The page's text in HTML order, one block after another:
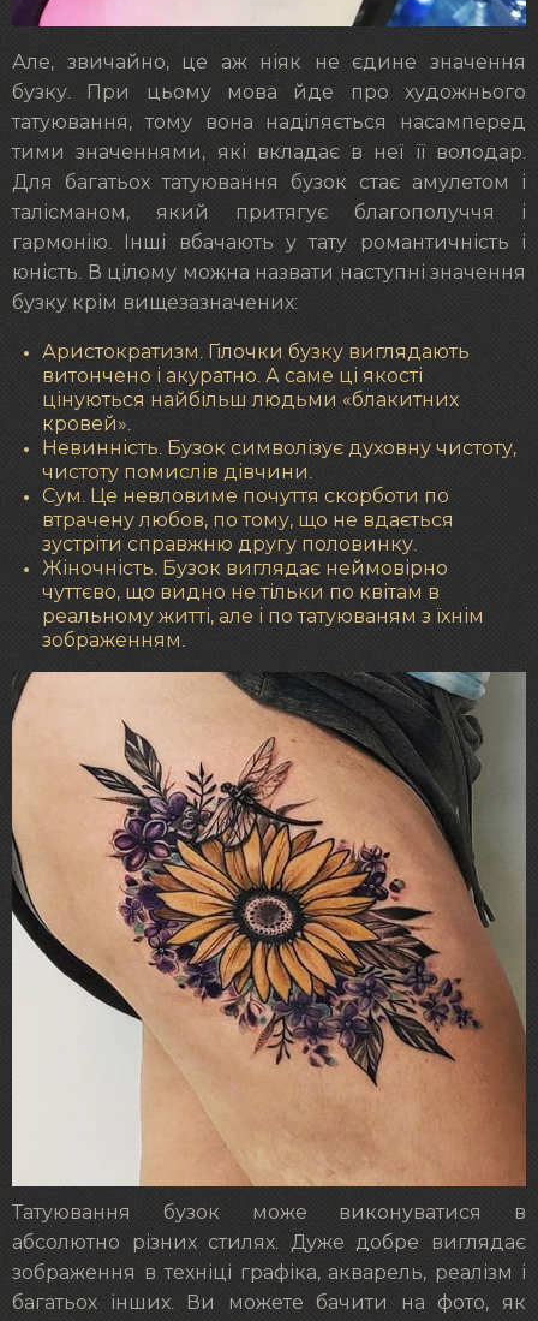
Але, звичайно, це аж ніяк не єдине значення
бузку. При цьому мова йде про художнього
татуювання, тому вона наділяється насамперед
тими значеннями, які вкладає в неї її володар.
Для багатьох татуювання бузок стає амулетом і
талісманом, який притягує благополуччя і
гармонію. Інші вбачають у тату романтичність і
юність. В цілому можна назвати наступні значення
бузку крім вищезазначених:
Аристократизм. Гілочки бузку виглядають
витончено і акуратно. А саме ці якості
цінуються найбільш людьми «блакитних
кровей».
Невинність. Бузок символізує духовну чистоту,
чистоту помислів дівчини.
Сум. Це невловиме почуття скорботи по
втрачену любов, по тому, що не вдається
зустріти справжню другу половинку.
Жіночність. Бузок виглядає неймовірно
чуттєво, що видно не тільки по квітам в
реальному житті, але і по татуюваням з їхнім
зображенням.
Татуювання бузок може виконуватися в
абсолютно різних стилях. Дуже добре виглядає
зображення в техніці графіка, акварель, реалізм і
багатьох інших. Ви можете бачити на фото, як